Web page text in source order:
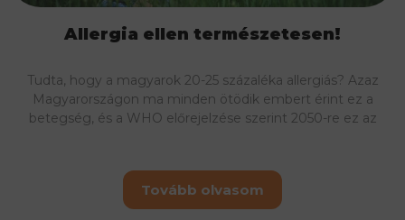
Allergia ellen természetesen!
Tudta, hogy a magyarok 20-25 százaléka allergiás? Azaz
Magyarországon ma minden ötödik embert érint ez a
betegség, és a WHO előrejelzése szerint 2050-re ez az
Tovább olvasom